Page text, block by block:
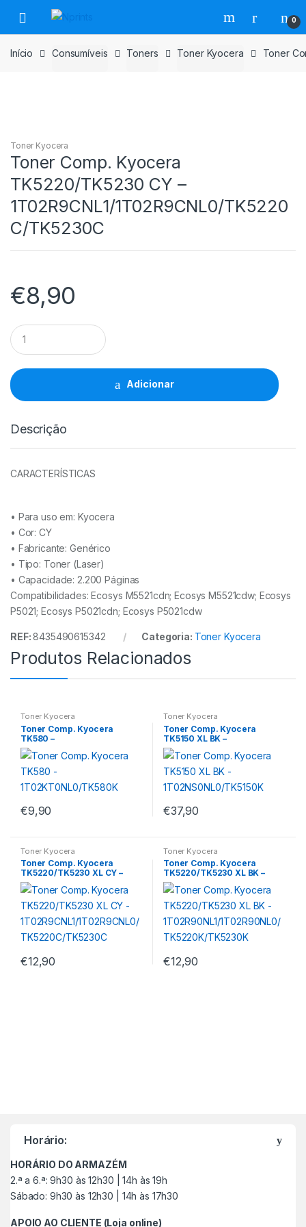
para
navegação
para
o
conteúdo
0
Início Consumíveis Toners Toner Kyocera Toner
Toner Kyocera
Toner Comp. Kyocera
TK5220/TK5230 CY –
1T02R9CNL1/1T02R9CNL0/TK5220
C/TK5230C
€8,90
Toner
Comp.
Kyocera
TK5220/TK5230
CY
-
1T02R9CNL1/1T02R9CNL0/TK5220C/TK5230C
Adicionar
Descrição
CARACTERÍSTICAS
• Para uso em: Kyocera
• Cor: CY
• Fabricante:Genérico
• Tipo: Toner (Laser)
• Capacidade: 2.200 Páginas
Compatibilidades: Ecosys M5521cdn; Ecosys M5521cdw; Ecosys
P5021; Ecosys P5021cdn; Ecosys P5021cdw
REF:8435490615342 Categoria: Toner Kyocera
Produtos Relacionados
Toner Kyocera
Toner Comp. Kyocera
TK580 –
1T02KT0NL0/TK580K
€9,90
Toner Kyocera
Toner Comp. Kyocera
TK5150 XL BK –
1T02NS0NL0/TK5150K
€37,90
Toner Kyocera
Toner Comp. Kyocera
TK5220/TK5230 XL CY –
1T02R9CNL1/1T02R9CNL0/T
K5220C/TK5230C
€12,90
Toner Kyocera
Toner Comp. Kyocera
TK5220/TK5230 XL BK –
1T02R90NL1/1T02R90NL0/T
K5220K/TK5230K
€12,90
Horário:
HORÁRIO DO ARMAZÉM
2.ª a 6.ª: 9h30 às 12h30 | 14h às 19h
Sábado: 9h30 às 12h30 | 14h às 17h30
APOIO AO CLIENTE (Loja online)